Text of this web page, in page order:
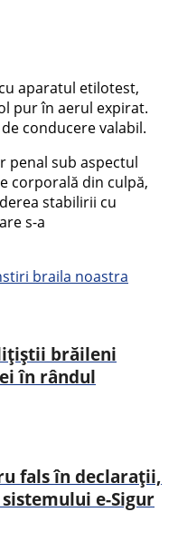
aparatul etilotest,
pur în aerul expirat.
conducere valabil.
penal sub aspectul
corporală din culpă,
stabilirii cu
s-a
stiri braila noastra
brăileni
în rândul
fals în declarații,
e-Sigur